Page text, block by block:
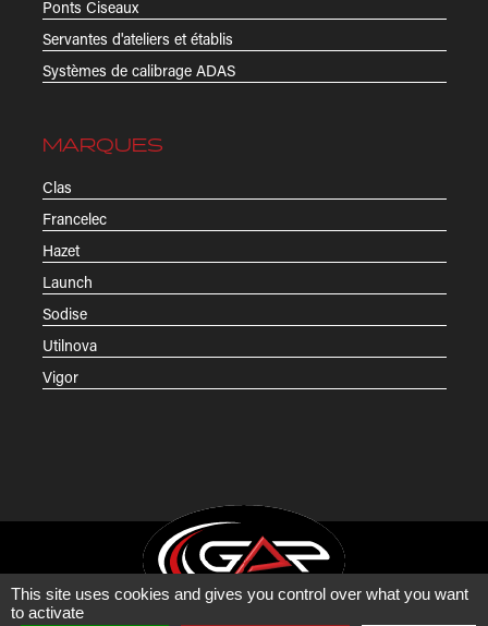
Ponts Ciseaux
Servantes d'ateliers et établis
Systèmes de calibrage ADAS
MARQUES
Clas
Francelec
Hazet
Launch
Sodise
Utilnova
Vigor
This site uses cookies and gives you control over what you want
to activate